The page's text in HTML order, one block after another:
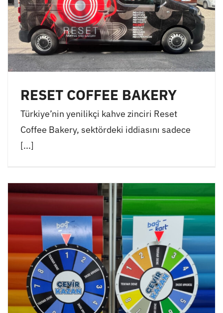
RESET COFFEE BAKERY
Türkiye’nin yenilikçi kahve zinciri Reset
Coffee Bakery, sektördeki iddiasını sadece
[...]